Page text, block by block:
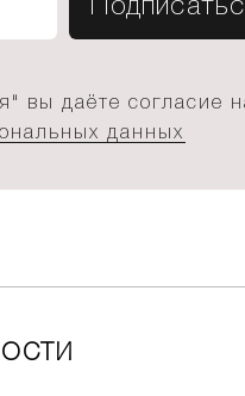
вы даёте согласие
данных